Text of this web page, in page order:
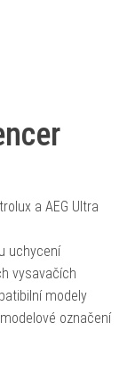
a AEG Ultra
uchycení
vysavačích
modely
označení